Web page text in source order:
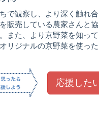
で観察し、より深く触れ合
販売している農家さんと
また、より京野菜を知っ
リジナルの京野菜を使っ